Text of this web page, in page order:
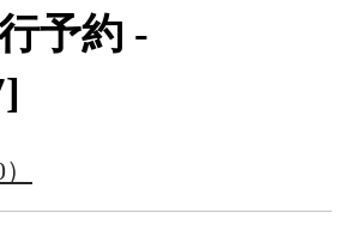
予約 -